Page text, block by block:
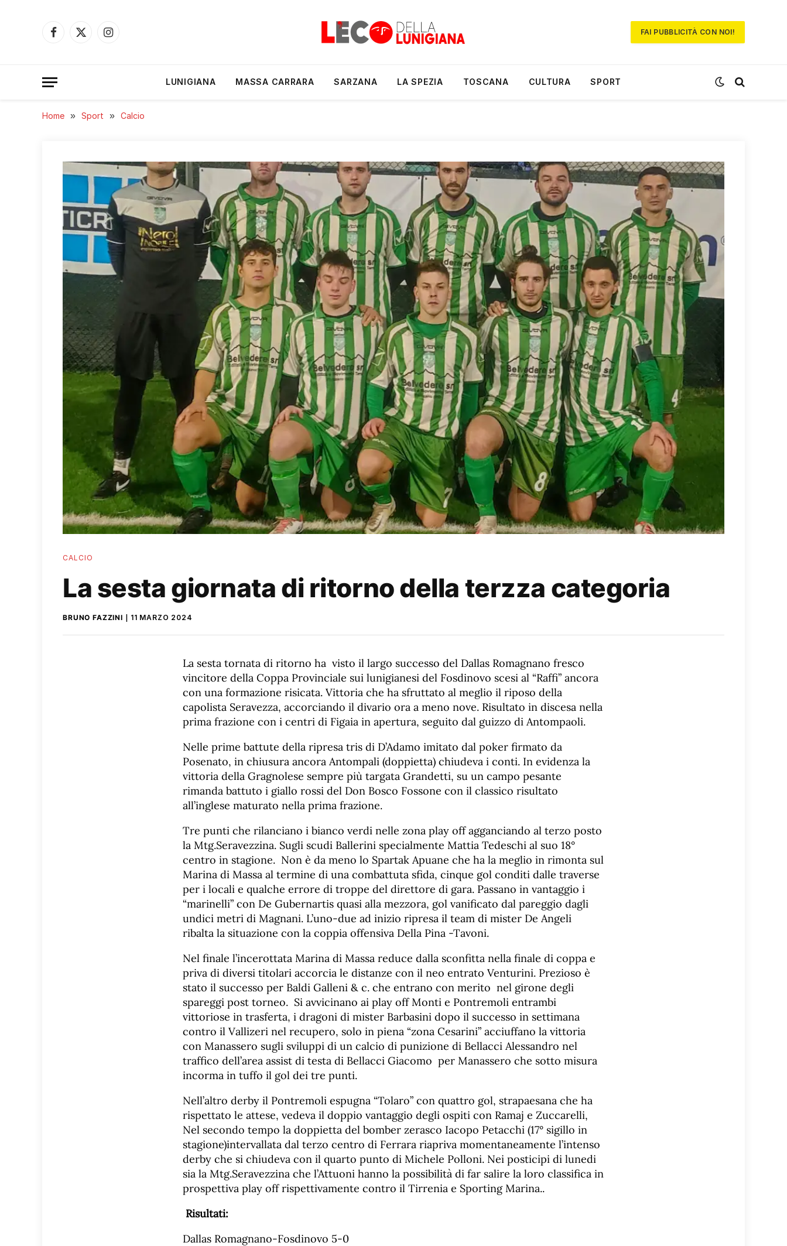
Facebook
X
Instagram
FAI PUBBLICITÀ CON NOI!
LUNIGIANA MASSA CARRARA SARZANA LA SPEZIA TOSCANA CULTURA SPORT
Home » Sport » Calcio
CALCIO
La sesta giornata di ritorno della terzza categoria
BRUNO FAZZINI 11 MARZO 2024
La sesta tornata di ritorno ha visto il largo successo del Dallas Romagnano fresco
vincitore della Coppa Provinciale sui lunigianesi del Fosdinovo scesi al “Raffi” ancora
con una formazione risicata. Vittoria che ha sfruttato al meglio il riposo della
capolista Seravezza, accorciando il divario ora a meno nove. Risultato in discesa nella
prima frazione con i centri di Figaia in apertura, seguito dal guizzo di Antompaoli.
Nelle prime battute della ripresa tris di D’Adamo imitato dal poker firmato da
Posenato, in chiusura ancora Antompali (doppietta) chiudeva i conti. In evidenza la
vittoria della Gragnolese sempre più targata Grandetti, su un campo pesante
rimanda battuto i giallo rossi del Don Bosco Fossone con il classico risultato
all’inglese maturato nella prima frazione.
Tre punti che rilanciano i bianco verdi nelle zona play off agganciando al terzo posto
la Mtg.Seravezzina. Sugli scudi Ballerini specialmente Mattia Tedeschi al suo 18°
centro in stagione. Non è da meno lo Spartak Apuane che ha la meglio in rimonta sul
Marina di Massa al termine di una combattuta sfida, cinque gol conditi dalle traverse
per i locali e qualche errore di troppe del direttore di gara. Passano in vantaggio i
“marinelli” con De Gubernartis quasi alla mezzora, gol vanificato dal pareggio dagli
undici metri di Magnani. L’uno-due ad inizio ripresa il team di mister De Angeli
ribalta la situazione con la coppia offensiva Della Pina -Tavoni.
Nel finale l’incerottata Marina di Massa reduce dalla sconfitta nella finale di coppa e
priva di diversi titolari accorcia le distanze con il neo entrato Venturini. Prezioso è
stato il successo per Baldi Galleni & c. che entrano con merito nel girone degli
spareggi post torneo. Si avvicinano ai play off Monti e Pontremoli entrambi
vittoriose in trasferta, i dragoni di mister Barbasini dopo il successo in settimana
contro il Vallizeri nel recupero, solo in piena “zona Cesarini” acciuffano la vittoria
con Manassero sugli sviluppi di un calcio di punizione di Bellacci Alessandro nel
traffico dell’area assist di testa di Bellacci Giacomo per Manassero che sotto misura
incorma in tuffo il gol dei tre punti.
Nell’altro derby il Pontremoli espugna “Tolaro” con quattro gol, strapaesana che ha
rispettato le attese, vedeva il doppio vantaggio degli ospiti con Ramaj e Zuccarelli,
Nel secondo tempo la doppietta del bomber zerasco Iacopo Petacchi (17° sigillo in
stagione)intervallata dal terzo centro di Ferrara riapriva momentaneamente l’intenso
derby che si chiudeva con il quarto punto di Michele Polloni. Nei posticipi di lunedi
sia la Mtg.Seravezzina che l’Attuoni hanno la possibilità di far salire la loro classifica in
prospettiva play off rispettivamente contro il Tirrenia e Sporting Marina..
Risultati:
Dallas Romagnano-Fosdinovo 5-0